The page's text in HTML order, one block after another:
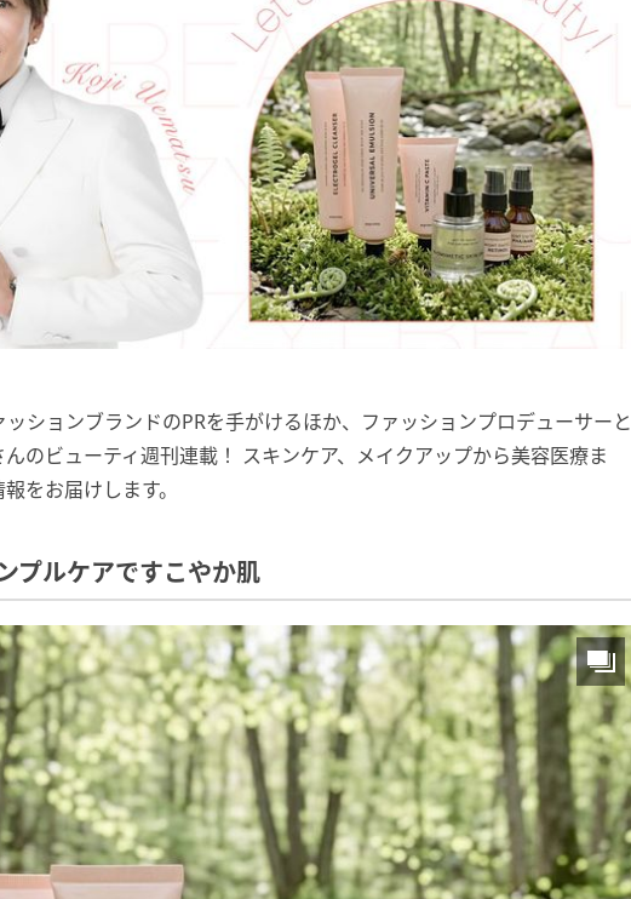
ションブランドのPRを手がけるほか、ファッションプロデューサーと
のビューティ週刊連載！ スキンケア、メイクアップから美容医療ま
をお届けします。
プルケアですこやか肌